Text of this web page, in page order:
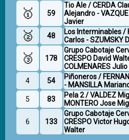
🥇 59
Tio Ale / CERDA
Alejandro -
Javier
🥈 48
Los Interminables /
Carlos - SZUMSKY
🥉 178
Grupo Cabotaje
CRESPO David
COLMENARES
4 54
Piñoneros /
- MANSILLA
5 83
Pela 2 / VALDEZ
MONTERO Jose
6 133
Grupo Cabotaje
CRESPO Victor
Walter